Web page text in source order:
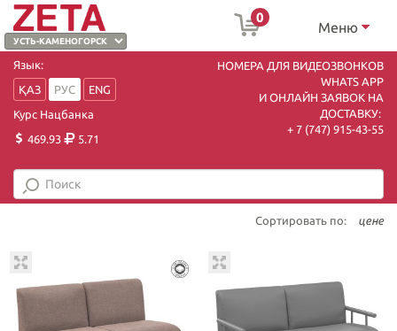
0
Меню
Язык:
ҚАЗ
РУС
ENG
Курс Нацбанка
469.93
5.71
НОМЕРА ДЛЯ ВИДЕОЗВОНКОВ
WHATS APP
И ОНЛАЙН ЗАЯВОК НА
ДОСТАВКУ:
+ 7 (747) 915-43-55
Сортировать по: цене